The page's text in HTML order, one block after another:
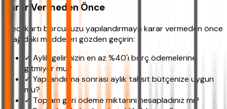
Karar Vermeden Önce
Kredi kartı borcunuzu yapılandırmaya karar vermeden önce
aşağıdaki maddeleri gözden geçirin:
✓ Aylık gelirinizin en az %40'ı borç ödemelerine
gitmiyor mu?
✓ Yapılandırma sonrası aylık taksit bütçenize uygun
mu?
✓ Toplam geri ödeme miktarını hesapladınız mı?